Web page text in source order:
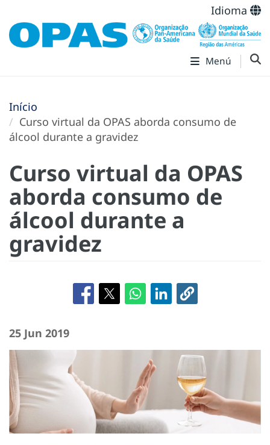
Idioma
Menú
Início
Curso virtual da OPAS aborda consumo de
álcool durante a gravidez
Curso virtual da OPAS
aborda consumo de
álcool durante a
gravidez
25 Jun 2019